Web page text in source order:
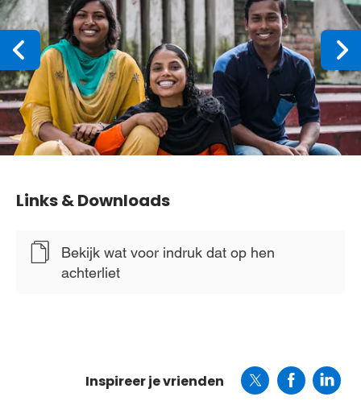
Links & Downloads
Bekijk wat voor indruk dat op hen
achterliet
Inspireer je vrienden